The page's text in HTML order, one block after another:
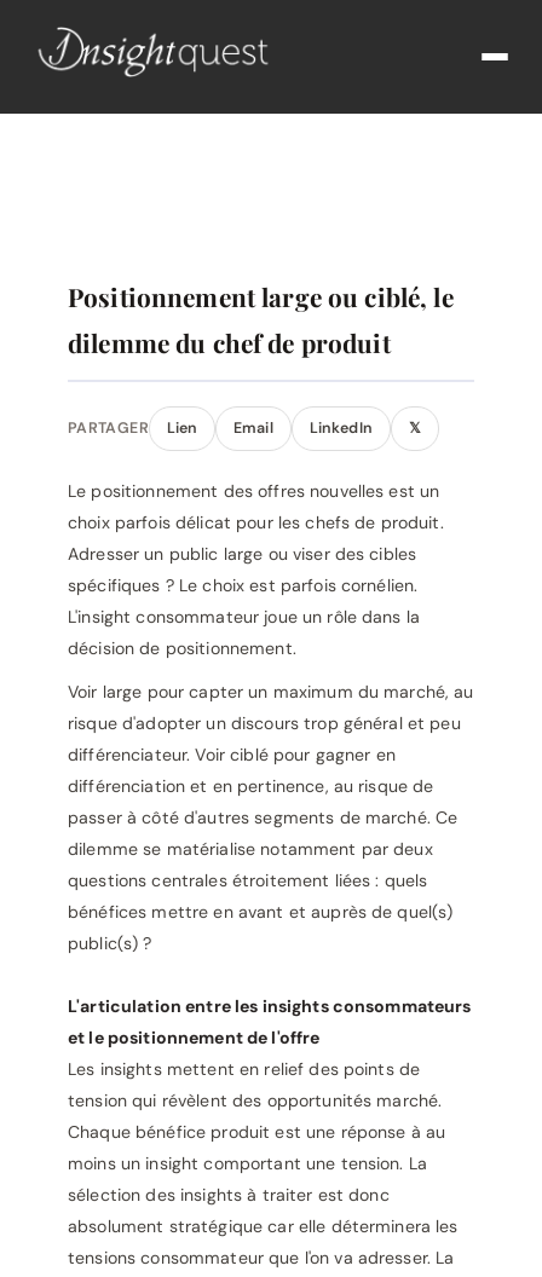
Positionnement large ou ciblé, le
dilemme du chef de produit
PARTAGER Lien Email LinkedIn 𝕏
Le positionnement des offres nouvelles est un
choix parfois délicat pour les chefs de produit.
Adresser un public large ou viser des cibles
spécifiques ? Le choix est parfois cornélien.
L'insight consommateur joue un rôle dans la
décision de positionnement.
Voir large pour capter un maximum du marché, au
risque d'adopter un discours trop général et peu
différenciateur. Voir ciblé pour gagner en
différenciation et en pertinence, au risque de
passer à côté d'autres segments de marché. Ce
dilemme se matérialise notamment par deux
questions centrales étroitement liées : quels
bénéfices mettre en avant et auprès de quel(s)
public(s) ?
L'articulation entre les insights consommateurs
et le positionnement de l'offre
Les insights mettent en relief des points de
tension qui révèlent des opportunités marché.
Chaque bénéfice produit est une réponse à au
moins un insight comportant une tension. La
sélection des insights à traiter est donc
absolument stratégique car elle déterminera les
tensions consommateur que l'on va adresser. La